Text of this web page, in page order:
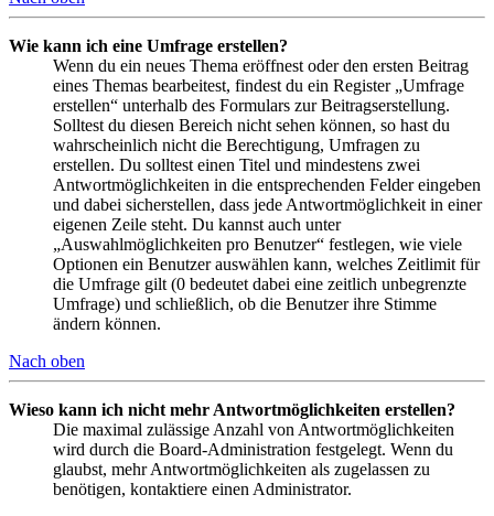
Wie kann ich eine Umfrage erstellen?
Wenn du ein neues Thema eröffnest oder den ersten Beitrag
eines Themas bearbeitest, findest du ein Register „Umfrage
erstellen“ unterhalb des Formulars zur Beitragserstellung.
Solltest du diesen Bereich nicht sehen können, so hast du
wahrscheinlich nicht die Berechtigung, Umfragen zu
erstellen. Du solltest einen Titel und mindestens zwei
Antwortmöglichkeiten in die entsprechenden Felder eingeben
und dabei sicherstellen, dass jede Antwortmöglichkeit in einer
eigenen Zeile steht. Du kannst auch unter
„Auswahlmöglichkeiten pro Benutzer“ festlegen, wie viele
Optionen ein Benutzer auswählen kann, welches Zeitlimit für
die Umfrage gilt (0 bedeutet dabei eine zeitlich unbegrenzte
Umfrage) und schließlich, ob die Benutzer ihre Stimme
ändern können.
Nach oben
Wieso kann ich nicht mehr Antwortmöglichkeiten erstellen?
Die maximal zulässige Anzahl von Antwortmöglichkeiten
wird durch die Board-Administration festgelegt. Wenn du
glaubst, mehr Antwortmöglichkeiten als zugelassen zu
benötigen, kontaktiere einen Administrator.